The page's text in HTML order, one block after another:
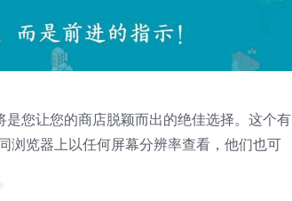
您让您的商店脱颖而出的绝佳选择。这个有
浏览器上以任何屏幕分辨率查看，他们也可